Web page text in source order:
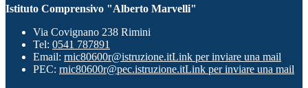
Istituto Comprensivo "Alberto Marvelli"
Via Covignano 238 Rimini
Tel: 0541 787891
Email: rnic80600r@istruzione.itLink per inviare una mail
PEC: rnic80600r@pec.istruzione.itLink per inviare una mail